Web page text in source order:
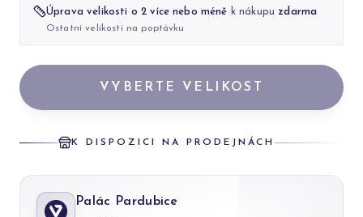
Úprava velikosti o 2 více nebo méně k nákupu zdarma
Ostatní velikosti na poptávku
VYBERTE VELIKOST
K DISPOZICI NA PRODEJNÁCH
Palác Pardubice